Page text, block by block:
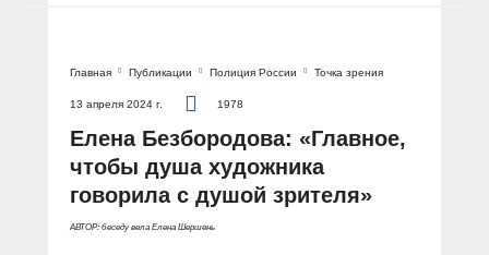
Главная Публикации Полиция России Точка зрения
13 апреля 2024 г. 1978
Елена Безбородова: «Главное,
чтобы душа художника
говорила с душой зрителя»
АВТОР: беседу вела Елена Шершень